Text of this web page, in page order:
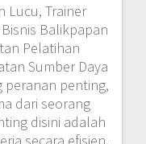
Lucu, Trainer
Balikpapan
Pelatihan
Sumber Daya
peranan penting,
dari seorang
disini adalah
secara efisien,